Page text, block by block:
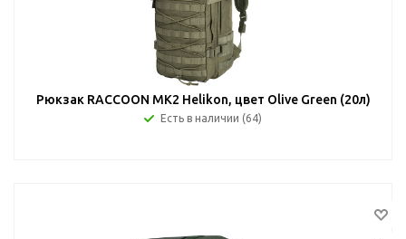
Рюкзак RACCOON MK2 Helikon, цвет Olive Green (20л)
Есть в наличии (64)